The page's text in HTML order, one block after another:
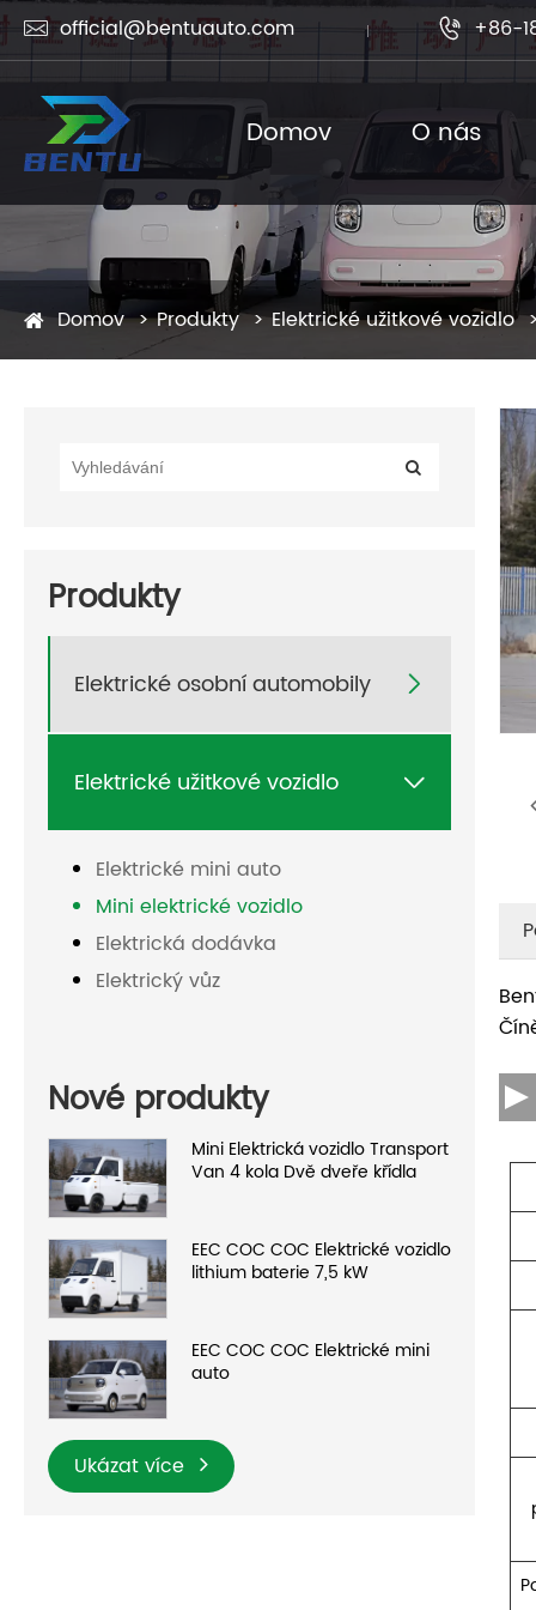
 official@bentuauto.com  +86-
Domov O nás
Domov Produkty Elektrické užitkové vozidlo
Produkty
Elektrické osobní automobily 
Elektrické užitkové vozidlo 
Elektrické mini auto
Mini elektrické vozidlo
Elektrická dodávka
Elektrický vůz
Nové produkty
Mini Elektrická vozidlo Transport
Van 4 kola Dvě dveře křídla
EEC COC COC Elektrické vozidlo
lithium baterie 7,5 kW
EEC COC COC Elektrické mini
auto
Ukázat více